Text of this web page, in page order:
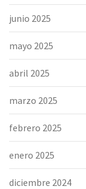
junio 2025
mayo 2025
abril 2025
marzo 2025
febrero 2025
enero 2025
diciembre 2024